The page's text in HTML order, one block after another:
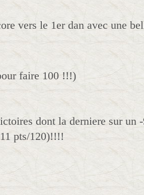
vers le 1er dan avec une
faire 100 !!!)
dont la derniere sur un
pts/120)!!!!